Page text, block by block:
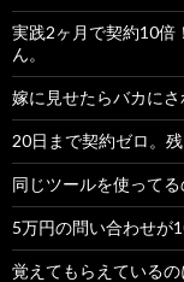
実践2ヶ月で契約10倍
ん。
嫁に見せたらバカに
20日まで契約ゼロ。
同じツールを使って
5万円の問い合わせが
覚えてもらえている